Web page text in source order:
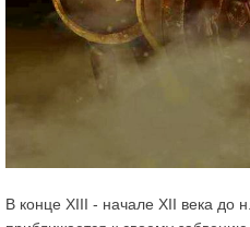
В конце XIII - начале XII века до